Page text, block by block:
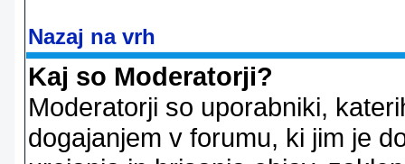
Nazaj na vrh
Kaj so Moderatorji?
Moderatorji so uporabniki,
dogajanjem v forumu, ki jim je